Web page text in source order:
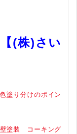
(株)さい
り分けのポイン
塗装 コーキング